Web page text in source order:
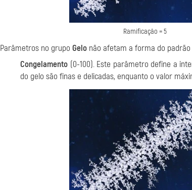
Ramificação = 5
Parâmetros no grupo Gelo não afetam a forma do
Congelamento (0-100). Este parâmetro define a
do gelo são finas e delicadas, enquanto o valor